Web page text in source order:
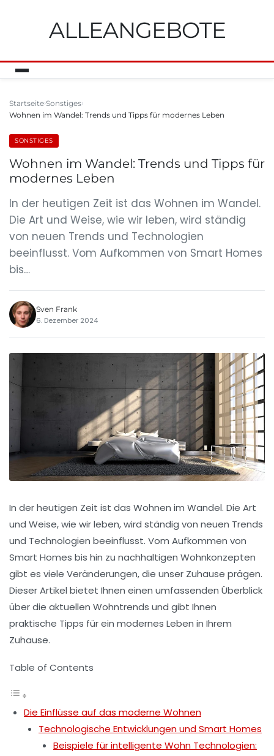
ALLEANGEBOTE
Startseite Sonstiges
Wohnen im Wandel: Trends und Tipps für modernes Leben
SONSTIGES
Wohnen im Wandel: Trends und Tipps für
modernes Leben
In der heutigen Zeit ist das Wohnen im Wandel.
Die Art und Weise, wie wir leben, wird ständig
von neuen Trends und Technologien
beeinflusst. Vom Aufkommen von Smart Homes
bis…
Sven Frank
6. Dezember 2024
In der heutigen Zeit ist das Wohnen im Wandel. Die Art
und Weise, wie wir leben, wird ständig von neuen Trends
und Technologien beeinflusst. Vom Aufkommen von
Smart Homes bis hin zu nachhaltigen Wohnkonzepten
gibt es viele Veränderungen, die unser Zuhause prägen.
Dieser Artikel bietet Ihnen einen umfassenden Überblick
über die aktuellen Wohntrends und gibt Ihnen
praktische Tipps für ein modernes Leben in Ihrem
Zuhause.
Table of Contents
Die Einflüsse auf das moderne Wohnen
Technologische Entwicklungen und Smart Homes
Beispiele für intelligente Wohn Technologien: